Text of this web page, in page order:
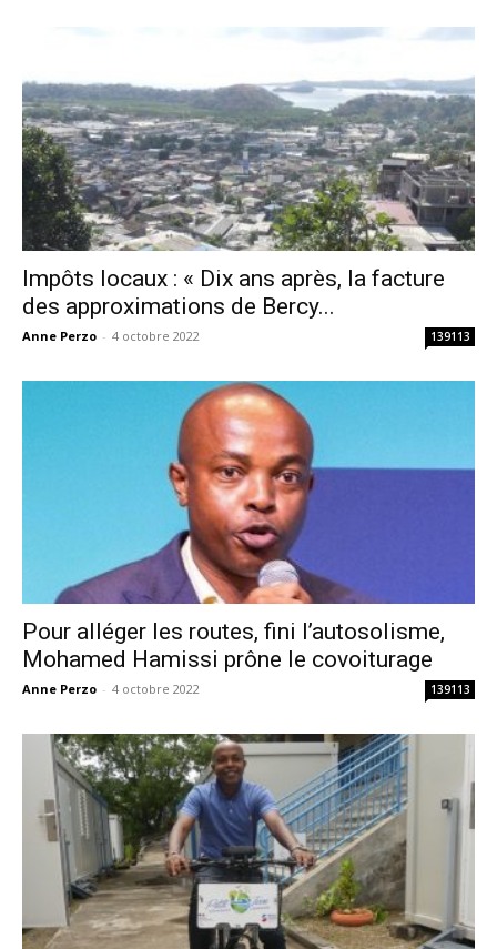
Impôts locaux : « Dix ans après, la facture
des approximations de Bercy...
Anne Perzo - 4 octobre 2022 139113
Pour alléger les routes, fini l’autosolisme,
Mohamed Hamissi prône le covoiturage
Anne Perzo - 4 octobre 2022 139113